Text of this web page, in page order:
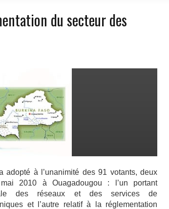
du secteur des
adopté à l’unanimité des 91 votants, deux
2010 à Ouagadougou : l’un portant
des réseaux et des services de
et l’autre relatifà la réglementation